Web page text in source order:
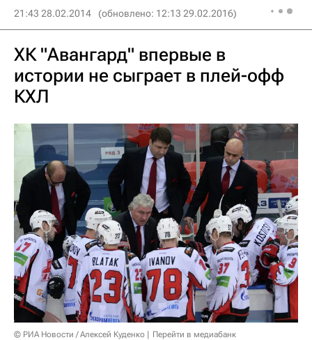
21:43 28.02.2014 (обновлено: 12:13 29.02.2016)
ХК "Авангард" впервые в
истории не сыграет в плей-офф
КХЛ
© РИА Новости / Алексей Куденко Перейти в медиабанк